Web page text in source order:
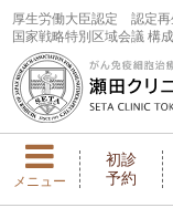
厚生労働大臣認定
認定
国家戦略特別区域会議 構
メニュー
初診
予約